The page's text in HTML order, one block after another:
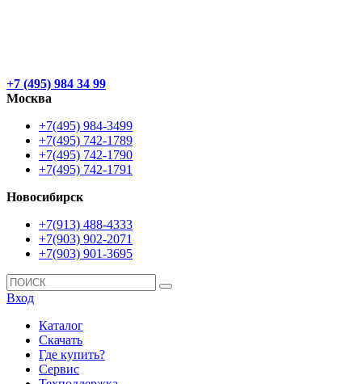
+7 (495) 984 34 99
Москва
+7(495) 984-3499
+7(495) 742-1789
+7(495) 742-1790
+7(495) 742-1791
Новосибирск
+7(913) 488-4333
+7(903) 902-2071
+7(903) 901-3695
Вход
Каталог
Скачать
Где купить?
Сервис